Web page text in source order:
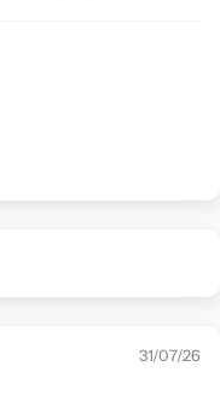
31/07/26